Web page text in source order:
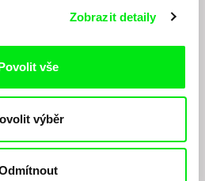
Zobrazit detaily
vše
výběr
zpracováním osobních údajů pro účely
, textu rozumím a souhlasím s ním, přičemž